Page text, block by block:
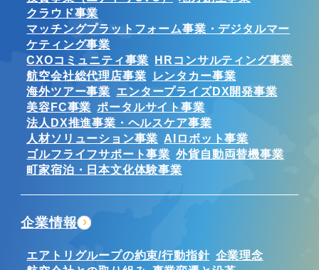
クラウド事業
マッチングプラットフォーム事業・デジタルマー
ケティング事業
CXOコミュニティ事業
HRコンサルティング事業
航空会社総代理店事業
レンタカー事業
海外ツアー事業 エンタープライズDX開発事業
美容FC事業 ポータルサイト事業
法人DX推進事業・ヘルスケア事業
人材ソリューション事業 AIロボット事業
ゴルフライフサポート事業 外貨自動両替機事業
町家宿泊・日本文化体験事業
企業情報
エアトリグループの約束/行動指針 企業理念